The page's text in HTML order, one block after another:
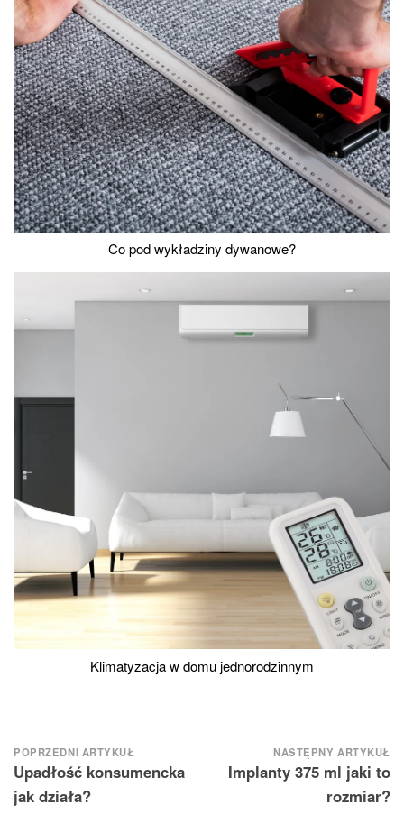
Co pod wykładziny dywanowe?
Klimatyzacja w domu jednorodzinnym
Nawigacja
wpisu
POPRZEDNI ARTYKUŁ
Upadłość konsumencka
jak działa?
NASTĘPNY ARTYKUŁ
Implanty 375 ml jaki to
rozmiar?